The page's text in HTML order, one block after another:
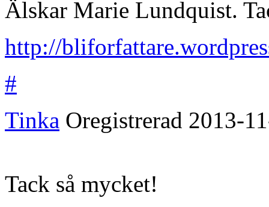
Älskar Marie Lundquist.
http://
#
Tinka Oregistrerad 2013-
Tack så mycket!